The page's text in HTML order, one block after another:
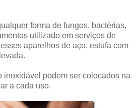
forma de fungos, bactérias,
utilizado em serviços de
aparelhos de aço, estufa com
inoxidável podem ser colocados na
a cada uso.